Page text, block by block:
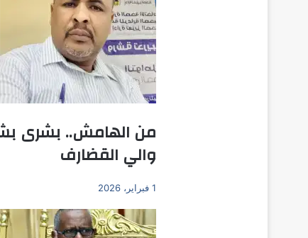
من الهامش.. بشرى
والي القضارف
1 فبراير، 2026